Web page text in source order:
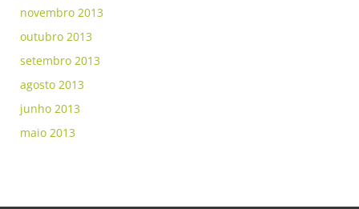
novembro 2013
outubro 2013
setembro 2013
agosto 2013
junho 2013
maio 2013